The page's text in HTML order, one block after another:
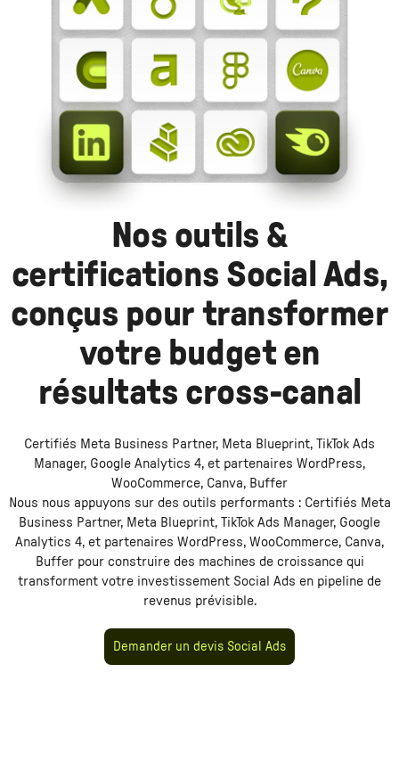
Nos outils &
certifications Social Ads,
conçus pour transformer
votre budget en
résultats cross-canal
Certifiés Meta Business Partner, Meta Blueprint, TikTok Ads
Manager, Google Analytics 4, et partenaires WordPress,
WooCommerce, Canva, Buffer
Nous nous appuyons sur des outils performants : Certifiés Meta
Business Partner, Meta Blueprint, TikTok Ads Manager, Google
Analytics 4, et partenaires WordPress, WooCommerce, Canva,
Bufferpour construire des machines de croissance qui
transforment votre investissement Social Ads en pipeline de
revenus prévisible.
Demander un devis Social Ads